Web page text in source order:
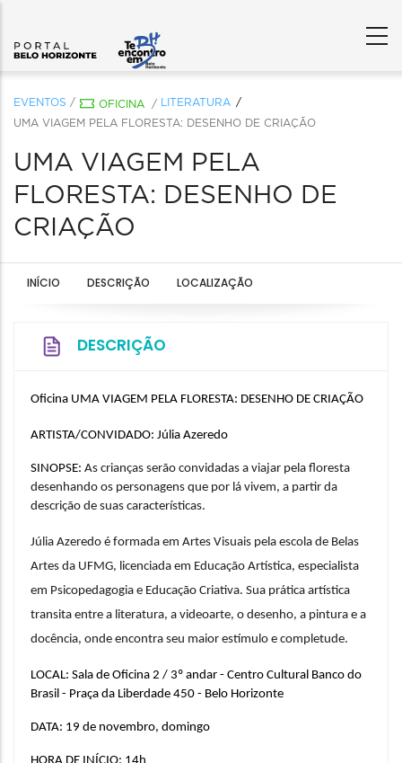
EVENTOS / OFICINA /
LITERATURA
UMA VIAGEM PELA FLORESTA: DESENHO DE CRIAÇÃO
UMA VIAGEM PELA
FLORESTA: DESENHO DE
CRIAÇÃO
INÍCIO DESCRIÇÃO LOCALIZAÇÃO
DESCRIÇÃO
Oficina UMA VIAGEM PELA FLORESTA: DESENHO DE CRIAÇÃO
ARTISTA/CONVIDADO: Júlia Azeredo
SINOPSE: As crianças serão convidadas a viajar pela floresta
desenhando os personagens que por lá vivem, a partir da
descrição de suas características.
Júlia Azeredo é formada em Artes Visuais pela escola de Belas
Artes da UFMG, licenciada em Educação Artística, especialista
em Psicopedagogia e Educação Criativa. Sua prática artística
transita entre a literatura, a videoarte, o desenho, a pintura e a
docência, onde encontra seu maior estímulo e completude.
LOCAL: Sala de Oficina 2 / 3º andar - Centro Cultural Banco do
Brasil - Praça da Liberdade 450 - Belo Horizonte
DATA: 19 de novembro, domingo